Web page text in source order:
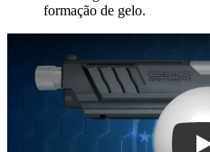
formação de gelo.